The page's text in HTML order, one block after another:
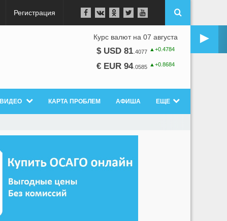
Регистрация
►
Курс валют на 07 августа
$ USD 81 4077 ▲+0.4784
€ EUR 94. 0585 ▲+0.8684
ВИДЕО КАРТА ПРОБЛЕМ АФИША ЕЩЕ